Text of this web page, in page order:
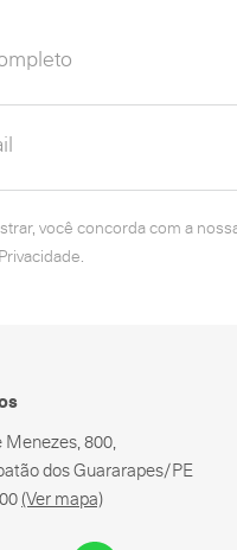
você concorda com a
800,
dos Guararapes/PE
(Ver mapa)